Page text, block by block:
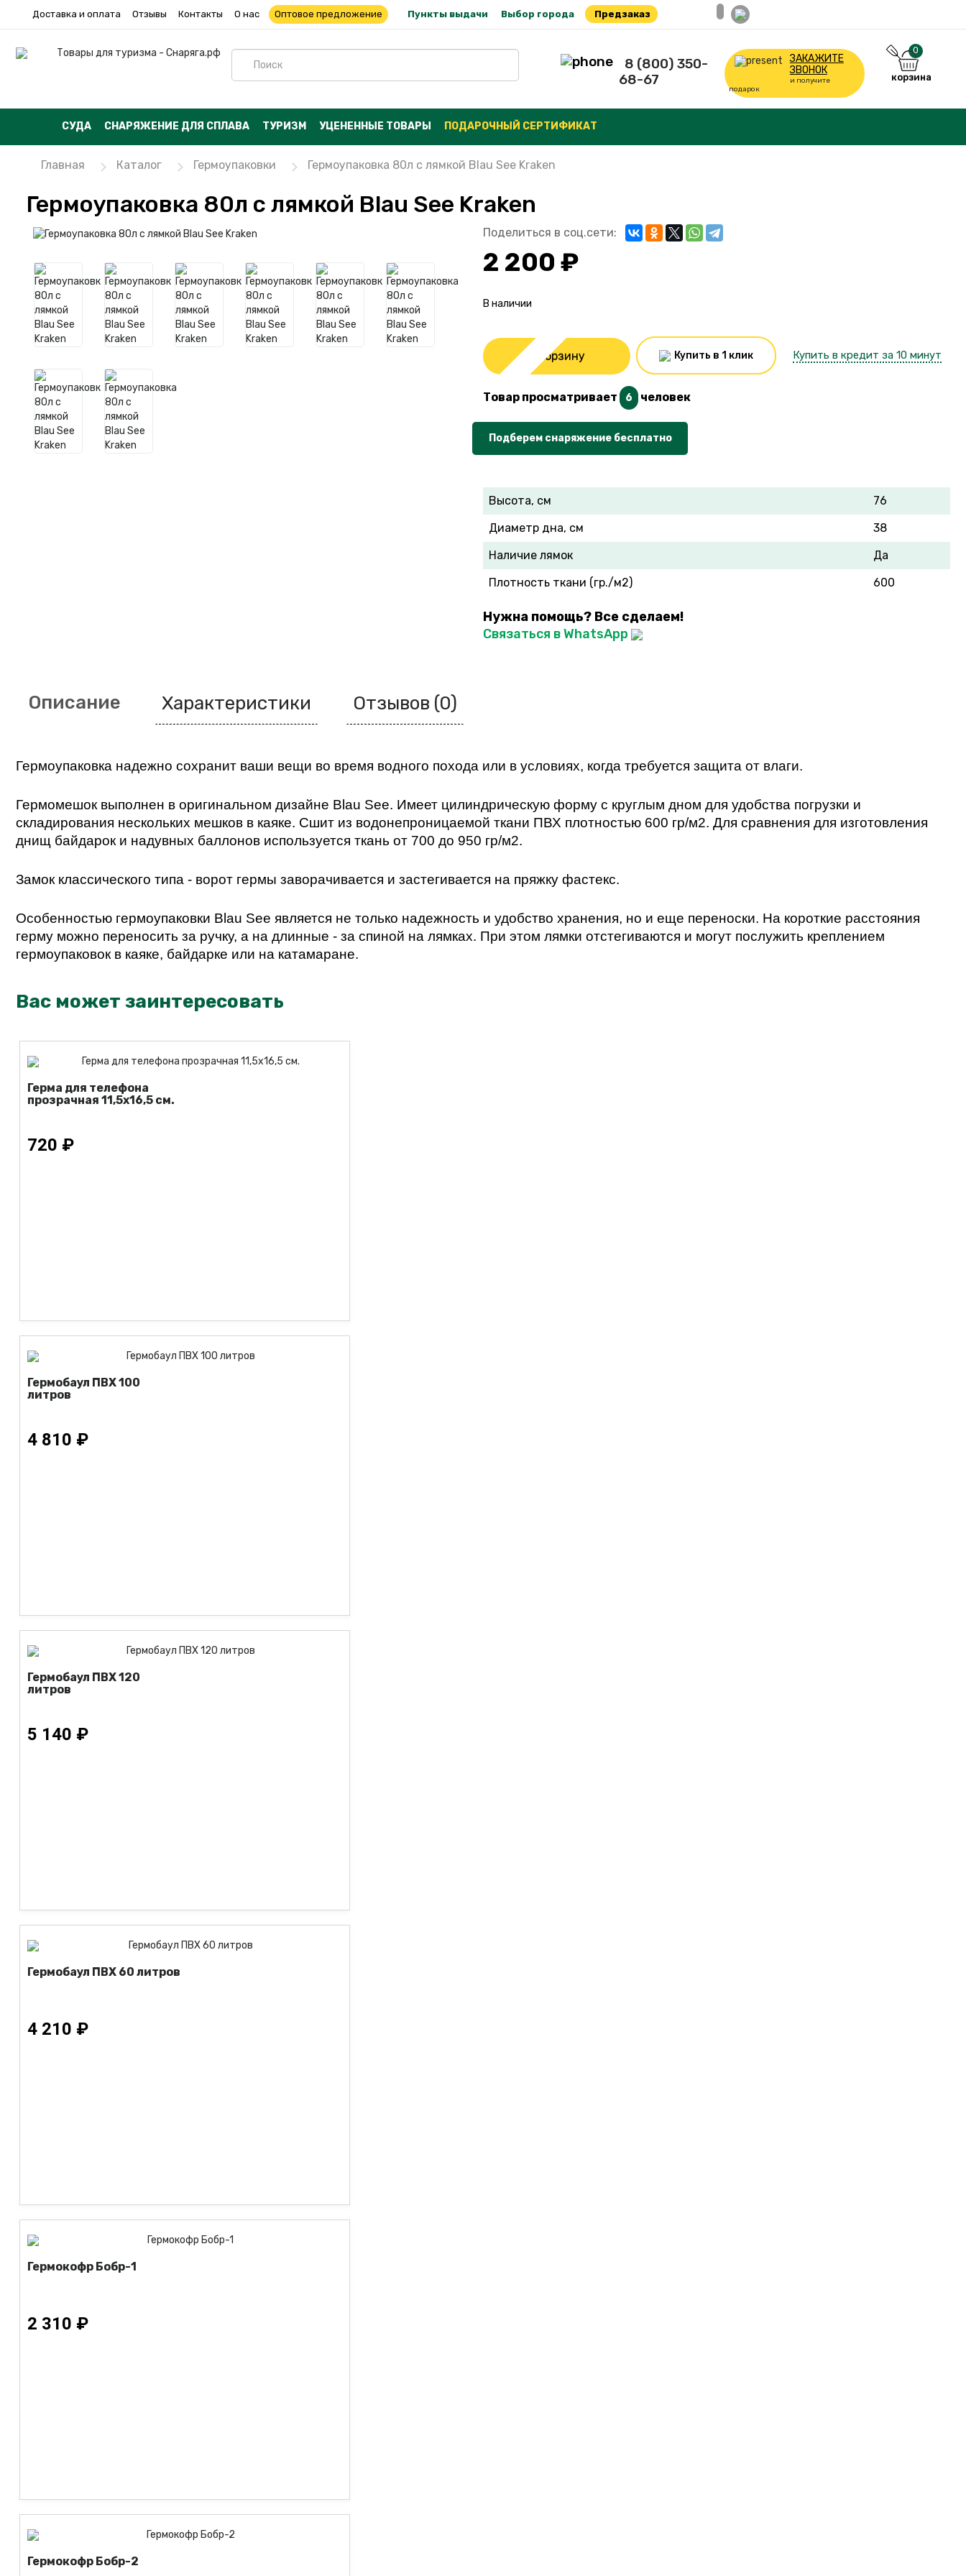
Доставка и оплата Отзывы Контакты О нас Оптовое предложение Пункты выдачи Выбор города Предзаказ
8 (800) 350-
68-67
ЗАКАЖИТЕ
ЗВОНОК
и получите
подарок
0
корзина
СУДА СНАРЯЖЕНИЕ ДЛЯ СПЛАВА ТУРИЗМ УЦЕНЕННЫЕ ТОВАРЫ ПОДАРОЧНЫЙ СЕРТИФИКАТ
Главная Каталог Гермоупаковки Гермоупаковка 80л с лямкой Blau See Kraken
Гермоупаковка 80л с лямкой Blau See Kraken
Поделиться в соц.сети:
2 200 ₽
В наличии
В корзину Купить в 1 клик Купить в кредит за 10 минут
Товар просматривает 6 человек
Подберем снаряжение бесплатно
Высота, см
76
Диаметр дна, см
38
Наличие лямок
Да
Плотность ткани (гр./м2)
600
Нужна помощь? Все сделаем!
Связаться в WhatsApp
Описание Характеристики Отзывов (0)
Гермоупаковка надежно сохранит ваши вещи во время водного похода или в условиях, когда требуется защита от влаги.
Гермомешок выполнен в оригинальном дизайне Blau See. Имеет цилиндрическую форму с круглым дном для удобства погрузки и
складирования нескольких мешков в каяке. Сшит из водонепроницаемой ткани ПВХ плотностью 600 гр/м2. Для сравнения для изготовления
днищ байдарок и надувных баллонов используется ткань от 700 до 950 гр/м2.
Замок классического типа - ворот гермы заворачивается и застегивается на пряжку фастекс.
Особенностью гермоупаковки Blau See является не только надежность и удобство хранения, но и еще переноски. На короткие расстояния
герму можно переносить за ручку, а на длинные - за спиной на лямках. При этом лямки отстегиваются и могут послужить креплением
гермоупаковок в каяке, байдарке или на катамаране.
Вас может заинтересовать
Герма для телефона
прозрачная 11,5х16,5 см.
720 ₽
Гермобаул ПВХ 100
литров
4 810 ₽
Гермобаул ПВХ 120
литров
5 140 ₽
Гермобаул ПВХ 60 литров
4 210 ₽
Гермокофр Бобр-1
2 310 ₽
Гермокофр Бобр-2